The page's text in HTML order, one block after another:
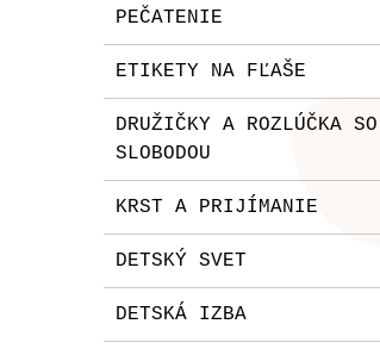
PEČATENIE
ETIKETY NA FĽAŠE
DRUŽIČKY A ROZLÚČKA SO
SLOBODOU
KRST A PRIJÍMANIE
DETSKÝ SVET
DETSKÁ IZBA